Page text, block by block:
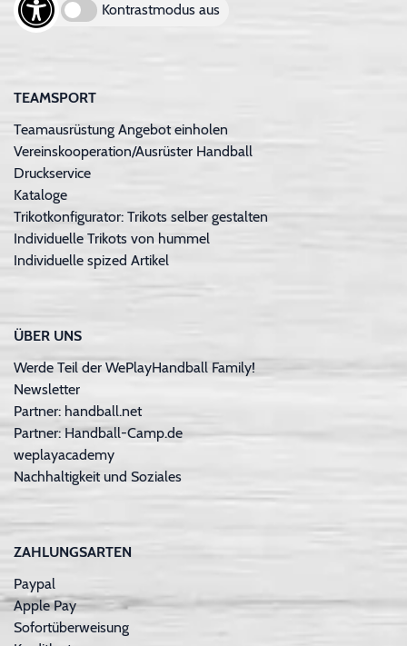
Kontrastmodus aus
TEAMSPORT
Teamausrüstung Angebot einholen
Vereinskooperation/Ausrüster Handball
Druckservice
Kataloge
Trikotkonfigurator: Trikots selber gestalten
Individuelle Trikots von hummel
Individuelle spized Artikel
ÜBER UNS
Werde Teil der WePlayHandball Family!
Newsletter
Partner: handball.net
Partner: Handball-Camp.de
weplayacademy
Nachhaltigkeit und Soziales
ZAHLUNGSARTEN
Paypal
Apple Pay
Sofortüberweisung